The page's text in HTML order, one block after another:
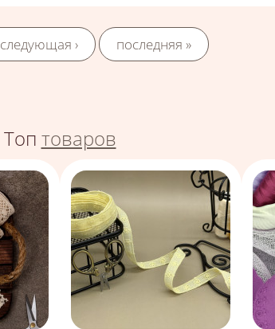
следующая › последняя »
Топ товаров